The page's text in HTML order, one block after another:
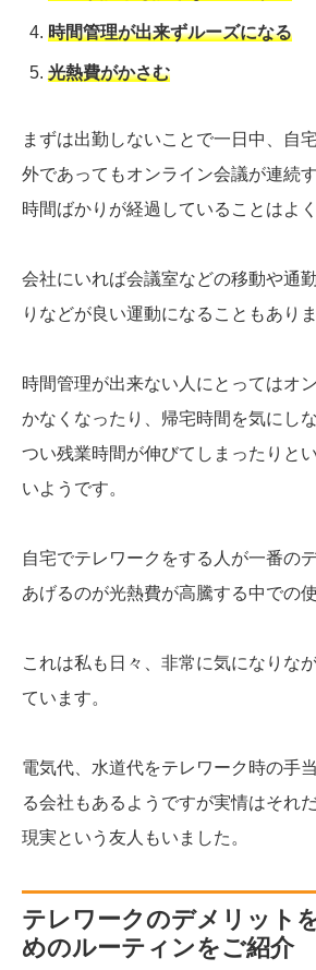
時間管理が出来ずルーズになる
光熱費がかさむ
まずは出勤しないことで一日中、自
外であってもオンライン会議が連続
時間ばかりが経過していることはよ
会社にいれば会議室などの移動や通
りなどが良い運動になることもありま
時間管理が出来ない人にとってはオ
かなくなったり、帰宅時間を気にし
つい残業時間が伸びてしまったりと
いようです。
自宅でテレワークをする人が一番の
あげるのが光熱費が高騰する中での
これは私も日々、非常に気になりな
ています。
電気代、水道代をテレワーク時の手
る会社もあるようですが実情はそれ
現実という友人もいました。
テレワークのデメリット
めのルーティンをご紹介